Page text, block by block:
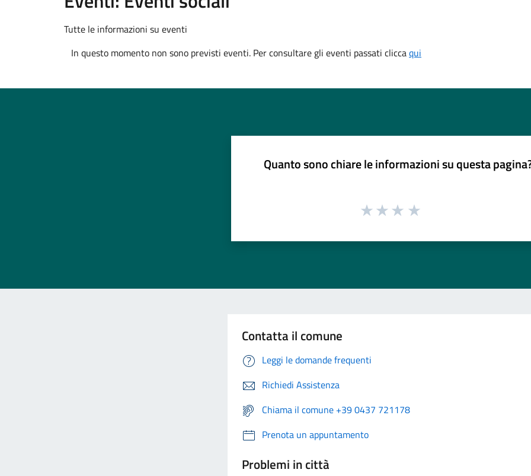
Tutte le informazioni su eventi
In questo momento non sono previsti eventi. Per consultare gli eventi passati cliccaqui
Quanto sono chiare le informazioni su questa
Contatta il comune
Leggi le domande frequenti
Richiedi Assistenza
Chiama il comune +39 0437 721178
Prenota un appuntamento
Problemi in città